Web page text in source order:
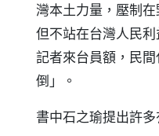
灣本土力量，壓制
但不站在台灣人民
記者來台員額，民
倒」。
書中石之瑜提出許